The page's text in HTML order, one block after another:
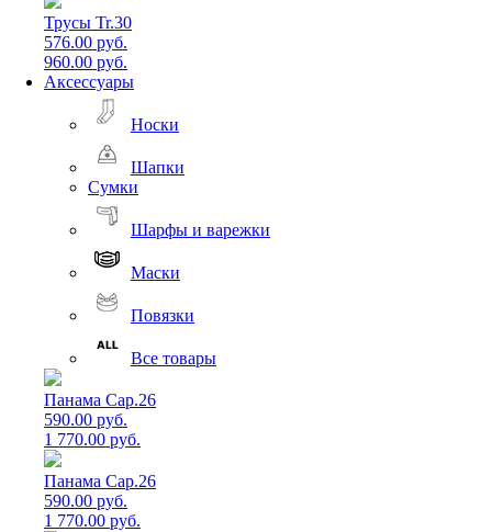
Трусы Tr.30
576.00 руб.
960.00 руб.
Аксессуары
Носки
Шапки
Сумки
Шарфы и варежки
Маски
Повязки
Все товары
Панама Cap.26
590.00 руб.
1 770.00 руб.
Панама Cap.26
590.00 руб.
1 770.00 руб.